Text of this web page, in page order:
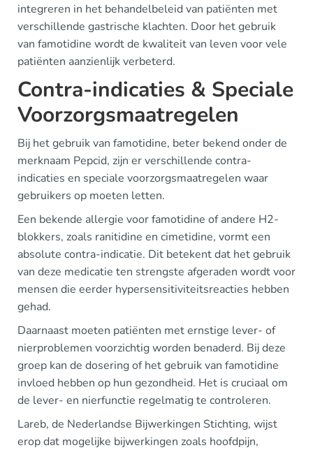
integreren in het behandelbeleid van patiënten met
verschillende gastrische klachten. Door het gebruik
van famotidine wordt de kwaliteit van leven voor vele
patiënten aanzienlijk verbeterd.
Contra-indicaties & Speciale
Voorzorgsmaatregelen
Bij het gebruik van famotidine, beter bekend onder de
merknaam Pepcid, zijn er verschillende contra-
indicaties en speciale voorzorgsmaatregelen waar
gebruikers op moeten letten.
Een bekende allergie voor famotidine of andere H2-
blokkers, zoals ranitidine en cimetidine, vormt een
absolute contra-indicatie. Dit betekent dat het gebruik
van deze medicatie ten strengste afgeraden wordt voor
mensen die eerder hypersensitiviteitsreacties hebben
gehad.
Daarnaast moeten patiënten met ernstige lever- of
nierproblemen voorzichtig worden benaderd. Bij deze
groep kan de dosering of het gebruik van famotidine
invloed hebben op hun gezondheid. Het is cruciaal om
de lever- en nierfunctie regelmatig te controleren.
Lareb, de Nederlandse Bijwerkingen Stichting, wijst
erop dat mogelijke bijwerkingen zoals hoofdpijn,